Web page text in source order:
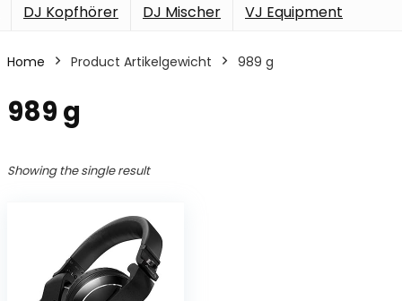
DJ Kopfhörer DJ Mischer VJ Equipment
Home Product Artikelgewicht ‎989 g
‎989 g
Showing the single result